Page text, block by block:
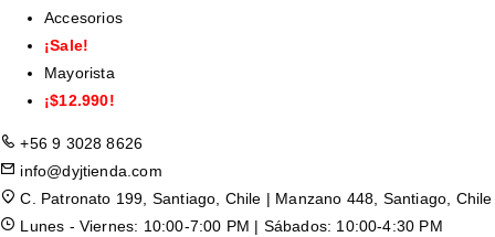
Accesorios
¡Sale!
Mayorista
¡$12.990!
+56 9 3028 8626
info@dyjtienda.com
C. Patronato 199, Santiago, Chile | Manzano 448, Santiago, Chile
Lunes - Viernes: 10:00-7:00 PM | Sábados: 10:00-4:30 PM